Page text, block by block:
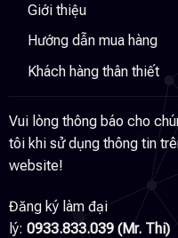
Giới thiệu
Hướng dẫn mua hàng
Khách hàng thân thiết
Vui lòng thông báo cho
tôi khi sử dụng thông tin
website!
Đăng ký làm đại
lý: 0933.833.039 (Mr. Thi)